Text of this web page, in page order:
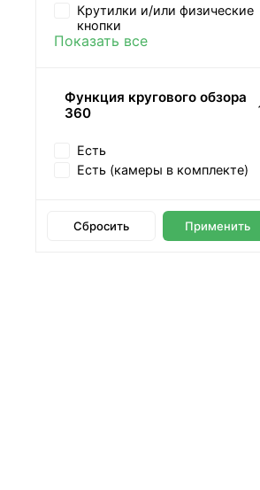
Крутилки и/или физические
кнопки
Показать все
Функция кругового обзора
360
Есть
Есть (камеры в комплекте)
Сбросить Применить